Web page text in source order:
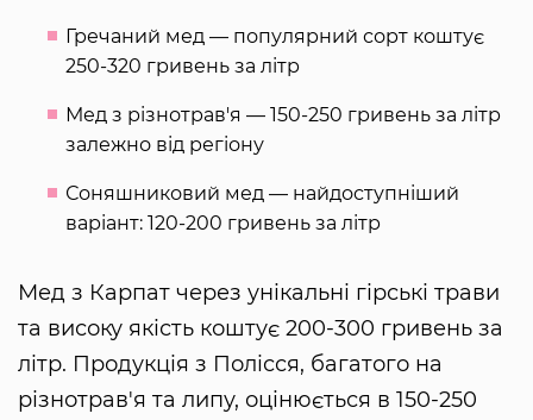
Гречаний мед — популярний сорт коштує
250-320 гривень за літр
Мед з різнотрав'я — 150-250 гривень за літр
залежно від регіону
Соняшниковий мед — найдоступніший
варіант: 120-200 гривень за літр
Мед з Карпат через унікальні гірські трави
та високу якість коштує 200-300 гривень за
літр. Продукція з Полісся, багатого на
різнотрав'я та липу, оцінюється в 150-250